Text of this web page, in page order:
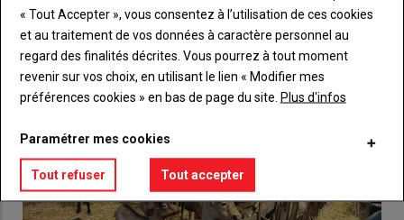
VOUS AIMEREZ AUSSI
« Tout Accepter », vous consentez à l’utilisation de ces cookies
et au traitement de vos données à caractère personnel au
regard des finalités décrites. Vous pourrez à tout moment
revenir sur vos choix, en utilisant le lien « Modifier mes
préférences cookies » en bas de page du site. Plus d'infos
Paramétrer mes cookies
Tout refuser Tout accepter